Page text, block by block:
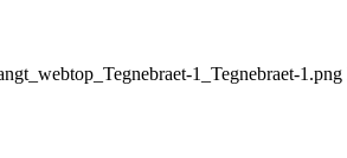
1_Tegnebraet-1.png